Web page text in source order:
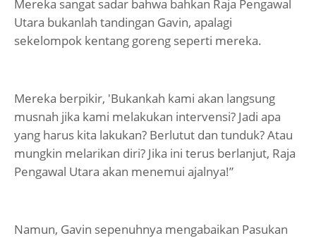
Mereka sangat sadar bahwa bahkan Raja Pengawal
Utara bukanlah tandingan Gavin, apalagi
sekelompok kentang goreng seperti mereka.
Mereka berpikir, 'Bukankah kami akan langsung
musnah jika kami melakukan intervensi? Jadi apa
yang harus kita lakukan? Berlutut dan tunduk? Atau
mungkin melarikan diri? Jika ini terus berlanjut, Raja
Pengawal Utara akan menemui ajalnya!”
Namun, Gavin sepenuhnya mengabaikan Pasukan